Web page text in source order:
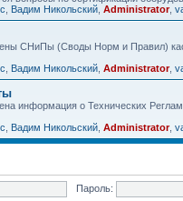
Вадим Никольский Administrator,
СНиПы (Своды Норм и Правил)
Вадим Никольский Administrator,
информация о Технических
Вадим Никольский Administrator,
Пароль: